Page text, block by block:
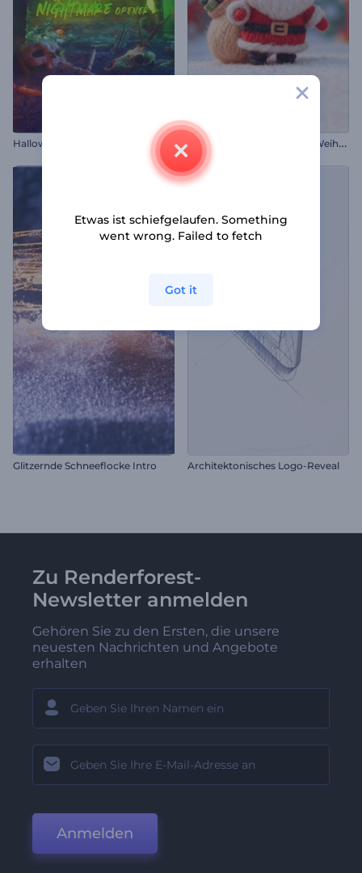
Halloween Alptraum Opener E
inleitung zu „Gestricktes Weihnachten“
Glitzernde Schneeflocke Intro Architektonisches Logo-Reveal
Zu Renderforest-
Newsletter anmelden
Gehören Sie zu den Ersten, die unsere
neuesten Nachrichten und Angebote
erhalten
Anmelden
Etwas ist schiefgelaufen. Something
went wrong. Failed to fetch
Got it